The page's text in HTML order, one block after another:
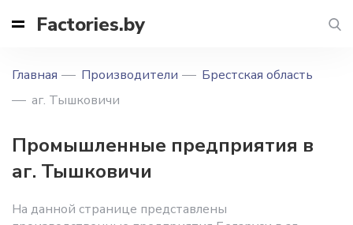
Factories.by
Главная Производители
Брестская область
аг. Тышковичи
Промышленные предприятия в
аг. Тышковичи
На данной странице представлены